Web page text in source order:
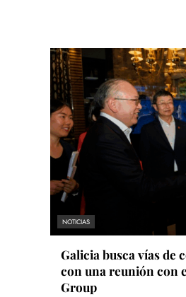
NOTICIAS
Galicia busca vías de
con una reunión con
Group